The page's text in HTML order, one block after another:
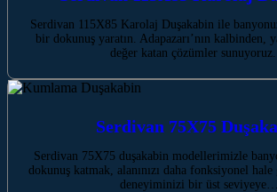
Serdivan 115X85 Karolaj Duşakabin ile
bir dokunuş yaratın. Adapazarı’nın kalbinden,
değer katan çözümler
Serdivan 75X75
Serdivan 75X75 duşakabin modellerimizle
dokunuş katmak, alanınızı daha fonksiyonel
deneyiminizi bir üst seviyeye…